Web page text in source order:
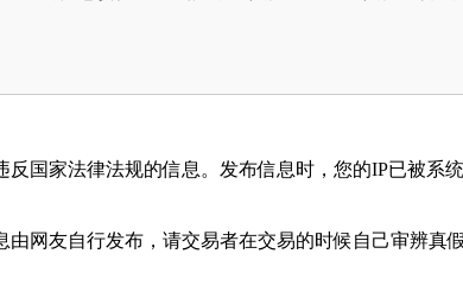
反国家法律法规的信息。发布信息时，您的IP已被系
由网友自行发布，请交易者在交易的时候自己审辨真